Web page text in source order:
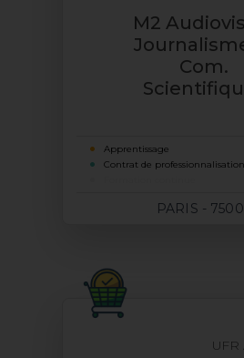
M2
Com.
Apprentissage
Contrat de professionnalisation
PARIS -
UFR